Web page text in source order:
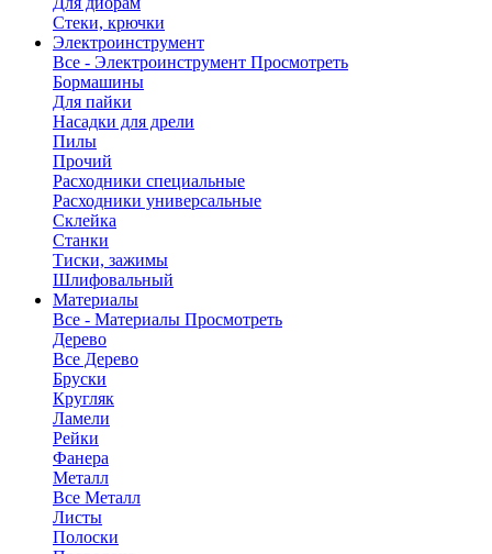
Стеки, крючки
Электроинструмент
Все - Электроинструмент Просмотреть
Бормашины
Для пайки
Насадки для дрели
Пилы
Прочий
Расходники специальные
Расходники универсальные
Склейка
Станки
Тиски, зажимы
Шлифовальный
Материалы
Все - Материалы Просмотреть
Дерево
Все Дерево
Бруски
Кругляк
Ламели
Рейки
Фанера
Металл
Все Металл
Листы
Полоски